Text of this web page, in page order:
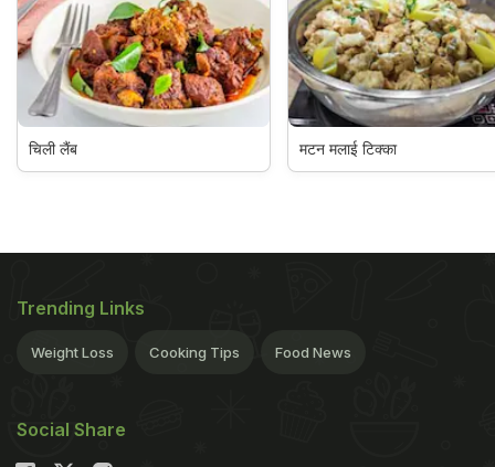
चिली लैंब मटन मलाई टिक्का
Trending Links
Weight Loss Cooking Tips Food News
Social Share